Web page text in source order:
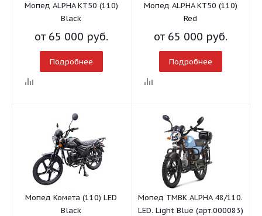
Мопед ALPHA KT50 (110)
Black
от 65 000 руб.
Подробнее
Мопед ALPHA KT50 (110)
Red
от 65 000 руб.
Подробнее
Мопед Комета (110) LED
Black
Мопед TMBK ALPHA 48/110.
LED. Light Blue (арт.000083)